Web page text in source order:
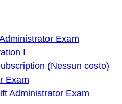
Exam
I
(Nessun costo)
Exam
Administrator Exam